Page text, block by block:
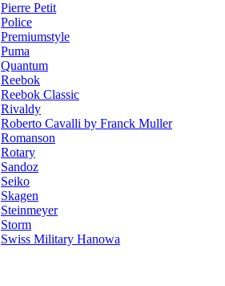
Pierre Petit
Police
Premiumstyle
Puma
Quantum
Reebok
Reebok Classic
Rivaldy
Roberto Cavalli by Franck Muller
Romanson
Rotary
Sandoz
Seiko
Skagen
Steinmeyer
Storm
Swiss Military Hanowa